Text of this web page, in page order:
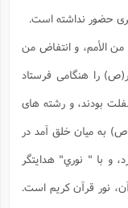
حضور نداشته است.
الأمم، و انتفاض من
را هنگامى فرستاد
بودند، و رشته هاى
به ميان خلق آمد در
و با " نوري" هدايتگر
نور قرآن كريم است.